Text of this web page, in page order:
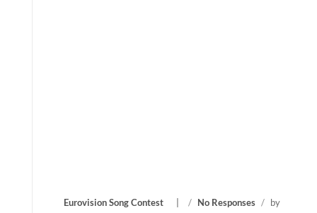
Eurovision Song Contest / No Responses / by